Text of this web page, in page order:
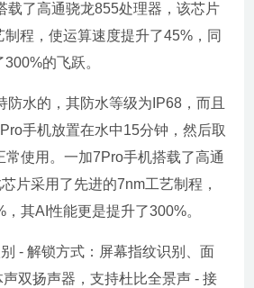
载了高通骁龙855处理器，该芯片
程，使运算速度提升了45%，同
的飞跃。
防水的，其防水等级为IP68，而且
手机放置在水中15分钟，然后取
常使用。一加7Pro手机搭载了高通
片采用了先进的7nm工艺制程，
其AI性能更是提升了300%。
- 解锁方式：屏幕指纹识别、面
双扬声器，支持杜比全景声 - 接